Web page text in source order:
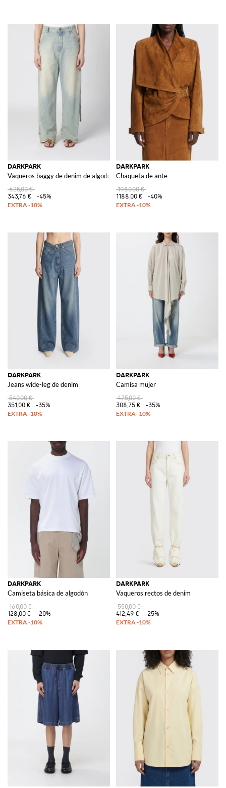
DARKPARK
Vaqueros baggy de denim de algodón
625,00 €
343,76 €
-45%
DARKPARK
Chaqueta de ante
1980,00 €
1188,00 €
-40%
DARKPARK
Jeans wide-leg de denim
540,00 €
351,00 €
-35%
DARKPARK
Camisa mujer
475,00 €
308,75 €
-35%
DARKPARK
Camiseta básica de algodón
160,00 €
128,00 €
-20%
DARKPARK
Vaqueros rectos de denim
550,00 €
412,49 €
-25%